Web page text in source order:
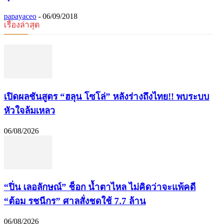
papayaceo - 06/09/2018
เรื่องล่าสุด
เปิดผลชันสูตร “ฮลุน โซโล่” หลังร่างถึงไทย!! พบระบบ
หัวใจล้มเหลว
06/08/2026
“ปิ่น เลอลักษณ์” ช็อก น้ำตาไหล ไม่คิดว่าจะแพ้คดี
“ต้อม รชนีกร” ศาลสั่งชดใช้ 7.7 ล้าน
06/08/2026